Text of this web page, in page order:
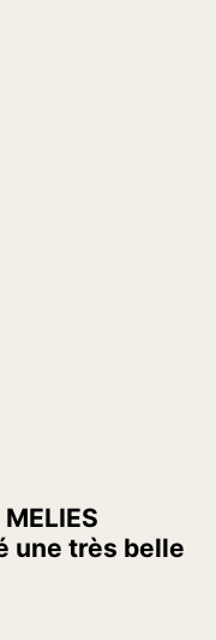
une très belle